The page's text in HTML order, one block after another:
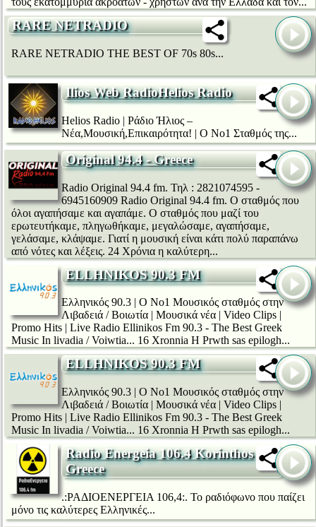
RARE NETRADIO
RARE NETRADIO THE BEST OF 70s 80s...
Ilios Web RadioHelios Radio
Helios Radio | Ράδιο Ήλιος –
Nέα,Mουσική,Eπικαιρότητα! | Ο Νο1 Σταθμός της...
Original 94.4 - Greece
Radio Original 94.4 fm. Τηλ : 2821074595 -
6945160909 Radio Original 94.4 fm. Ο σταθμός που
όλοι αγαπήσαμε και αγαπάμε. Ο σταθμός που μαζί του
ερωτευτήκαμε, πληγωθήκαμε, μεγαλώσαμε, αγαπήσαμε,
γελάσαμε, κλάψαμε. Γιατί η μουσική είναι κάτι πολύ παραπάνω
από νότες και λέξεις. 24 Χρόνια η καλύτερη...
ELLHNIKOS 90.3 FM
Ελληνικός 90.3 | Ο Νο1 Μουσικός σταθμός στην
Λιβαδειά / Βοιωτία | Μουσικά νέα | Video Clips |
Promo Hits | Live Radio Ellinikos Fm 90.3 - The Best Greek
Music In livadia / Voiwtia... 16 Xronnia H Prwth sas epilogh...
ELLHNIKOS 90.3 FM
Ελληνικός 90.3 | Ο Νο1 Μουσικός σταθμός στην
Λιβαδειά / Βοιωτία | Μουσικά νέα | Video Clips |
Promo Hits | Live Radio Ellinikos Fm 90.3 - The Best Greek
Music In livadia / Voiwtia... 16 Xronnia H Prwth sas epilogh...
Radio Energeia 106.4 Korinthos
Greece
.:ΡΑΔΙΟΕΝΕΡΓΕΙΑ 106,4:. Το ραδιόφωνο που παίζει
μόνο τις καλύτερες Ελληνικές...